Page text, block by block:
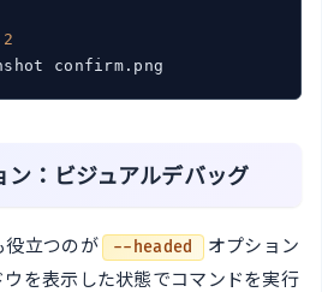
2
：ビジュアルデバッグ
役立つのが --headed
オプション
を表示した状態でコマンドを実行